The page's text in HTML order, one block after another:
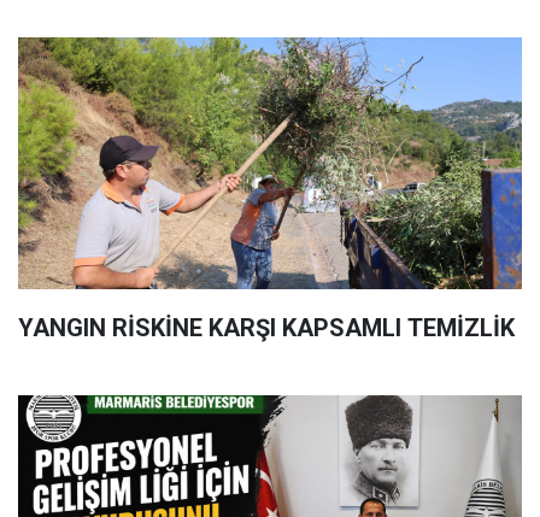
YANGIN RİSKİNE KARŞI KAPSAMLI TEMİZLİK